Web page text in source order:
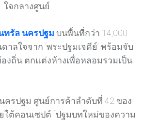
ใจกลางศูนย์
ทรัล นครปฐม บนพื้นที่กว่า 14,000
าลใจจาก ‘พระปฐมเจดีย์’ พร้อมจับ
องถิ่น ตกแต่งห้างเพื่อหลอมรวมเป็น
ครปฐม ศูนย์การค้าลำดับที่ 42 ของ
ต้คอนเซปต์ “ปฐมบทใหม่ของความ